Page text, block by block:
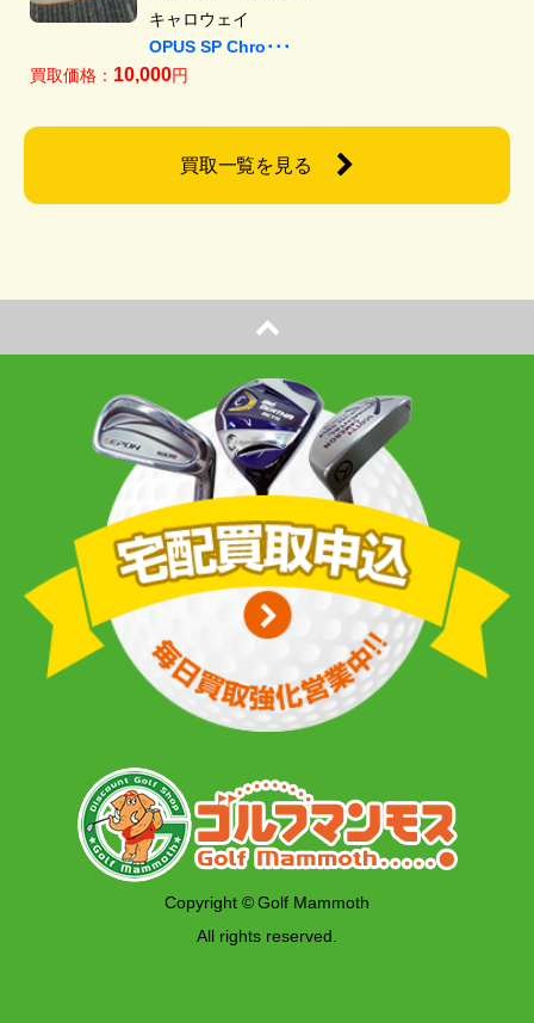
キャロウェイ
OPUS SP Chro･･･
買取価格： 10,000円
買取一覧を見る
Copyright © Golf Mammoth
All rights reserved.